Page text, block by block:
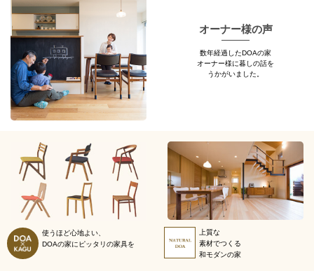
オーナー様の声
数年経過したDOAの家
オーナー様に暮しの話を
うかがいました。
使うほど心地よい、
DOAの家にピッタリの家具を
上質な
素材でつくる
和モダンの家